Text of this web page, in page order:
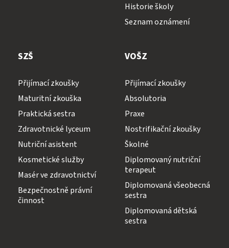
Historie školy
Seznam oznámení
SZŠ
Přijímací zkoušky
Maturitní zkouška
Praktická sestra
Zdravotnické lyceum
Nutriční asistent
Kosmetické služby
Masér ve zdravotnictví
Bezpečnostně právní
činnost
VOŠZ
Přijímací zkoušky
Absolutoria
Praxe
Nostrifikační zkoušky
Školné
Diplomovaný nutriční
terapeut
Diplomovaná všeobecná
sestra
Diplomovaná dětská
sestra